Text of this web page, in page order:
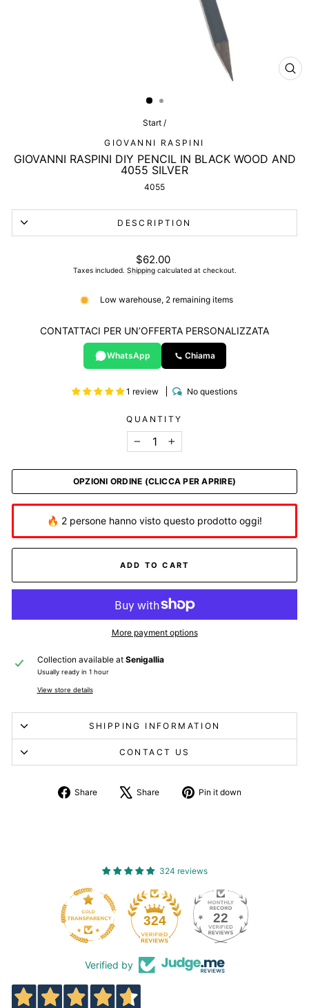
Start /
GIOVANNI RASPINI
GIOVANNI RASPINI DIY PENCIL IN BLACK WOOD AND
4055 SILVER
4055
DESCRIPTION
List
price
$62.00
Taxes included. Shippingcalculated at checkout.
Low warehouse, 2 remaining items
CONTATTACI PER UN’OFFERTA PERSONALIZZATA
WhatsApp Chiama
1 review No questions
QUANTITY
+
OPZIONI ORDINE (CLICCA PER APRIRE)
🔥 2 persone hanno visto questo prodotto oggi!
ADD TO CART
More payment options
Collection available at Senigallia
Usually ready in 1 hour
View store details
SHIPPING INFORMATION
CONTACT US
Share
Share
Share
Tweet
about
Pin it down
324 reviews
324 22
Verified by